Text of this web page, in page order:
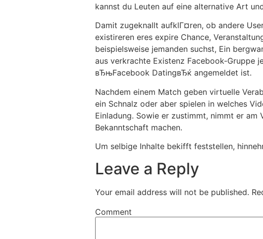
kannst du Leuten auf eine alternative Art
Damit zugeknallt aufklГ¤ren, ob andere
existireren eres expire Chance,
beispielsweise jemanden suchst, Ein
aus verkrachte Existenz Facebook-Gruppe
вЂњFacebook DatingвЂќ angemeldet ist.
Nachdem einem Match geben virtuelle
ein Schnalz oder aber spielen in welches
Einladung. Sowie er zustimmt, nimmt er
Bekanntschaft machen.
Um selbige Inhalte bekifft feststellen,
Leave a Reply
Your email address will not be published.
Comment